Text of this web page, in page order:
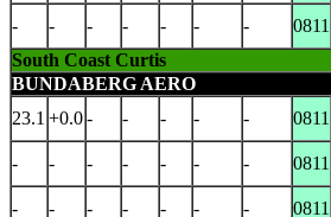
- - - - - - - 0811
South Coast Curtis
BUNDABERG AERO
23.1 +0.0- - - - - 0811
- - - - - - - 0811
- - - - - - - 0811